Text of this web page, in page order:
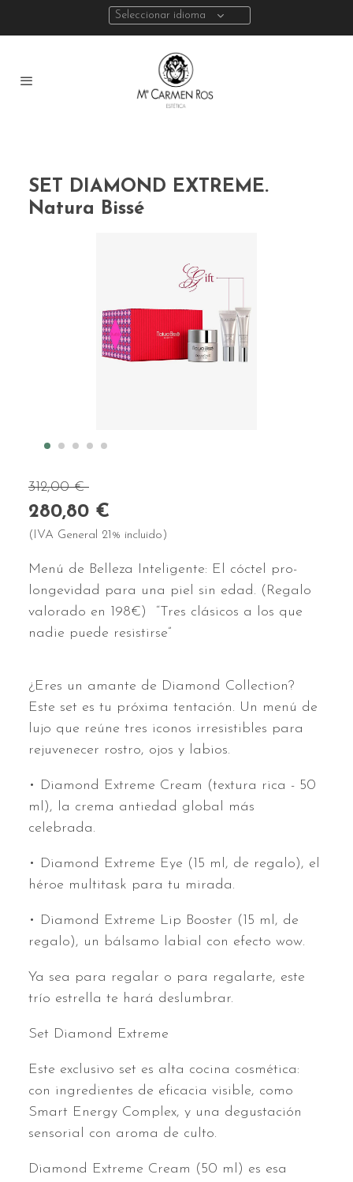
Seleccionar idioma
SET DIAMOND EXTREME.
Natura Bissé
312,00 €
280,80 €
(IVA General 21% incluido)
Menú de Belleza Inteligente: El cóctel pro-
longevidad para una piel sin edad. (Regalo
valorado en 198€) “Tres clásicos a los que
nadie puede resistirse”
¿Eres un amante de Diamond Collection?
Este set es tu próxima tentación. Un menú de
lujo que reúne tres iconos irresistibles para
rejuvenecer rostro, ojos y labios.
• Diamond Extreme Cream (textura rica - 50
ml), la crema antiedad global más
celebrada.
• Diamond Extreme Eye (15 ml, de regalo), el
héroe multitask para tu mirada.
• Diamond Extreme Lip Booster (15 ml, de
regalo), un bálsamo labial con efecto wow.
Ya sea para regalar o para regalarte, este
trío estrella te hará deslumbrar.
Set Diamond Extreme
Este exclusivo set es alta cocina cosmética:
con ingredientes de eficacia visible, como
Smart Energy Complex, y una degustación
sensorial con aroma de culto.
Diamond Extreme Cream (50 ml) es esa